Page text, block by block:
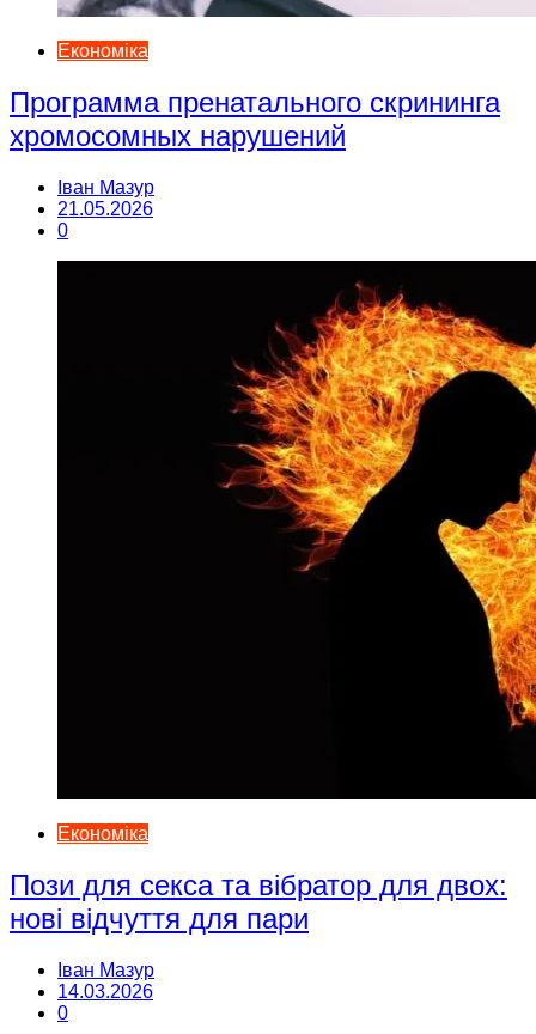
Економіка
Программа пренатального скрининга
хромосомных нарушений
Іван Мазур
21.05.2026
0
Економіка
Пози для секса та вібратор для двох:
нові відчуття для пари
Іван Мазур
14.03.2026
0